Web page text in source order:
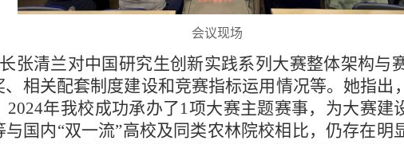
会议现场
张清兰对中国研究生创新实践系列大赛整体架构与
相关配套制度建设和竞赛指标运用情况等。她指出
年我校成功承办了1项大赛主题赛事，为大赛建
国内“双一流”高校及同类农林院校相比，仍存在明